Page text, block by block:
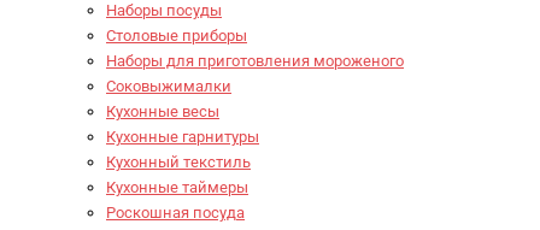
Наборы посуды
Столовые приборы
Наборы для приготовления мороженого
Соковыжималки
Кухонные весы
Кухонные гарнитуры
Кухонный текстиль
Кухонные таймеры
Роскошная посуда